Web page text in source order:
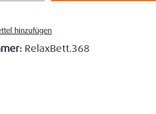
hinzufügen
RelaxBett.368